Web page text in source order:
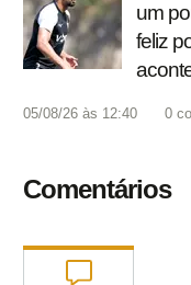
um
feliz
05/08/26 às 12:40 0
Comentários